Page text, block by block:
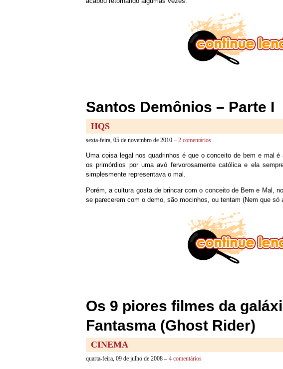
Santos Demônios – Parte I
HQS
sexta-feira, 05 de novembro de 2010 – 2 comentários
Uma coisa legal nos quadrinhos é que o conceito de bem e mal
os primórdios por uma avó fervorosamente católica e ela
simplesmente representava o mal.
Porém, a cultura gosta de brincar com o conceito de Bem e Mal,
se parecerem com o demo, são mocinhos, ou tentam (Nem que
Os 9 piores filmes da
Fantasma (Ghost Rider)
CINEMA
quarta-feira, 09 de julho de 2008 – 4 comentários